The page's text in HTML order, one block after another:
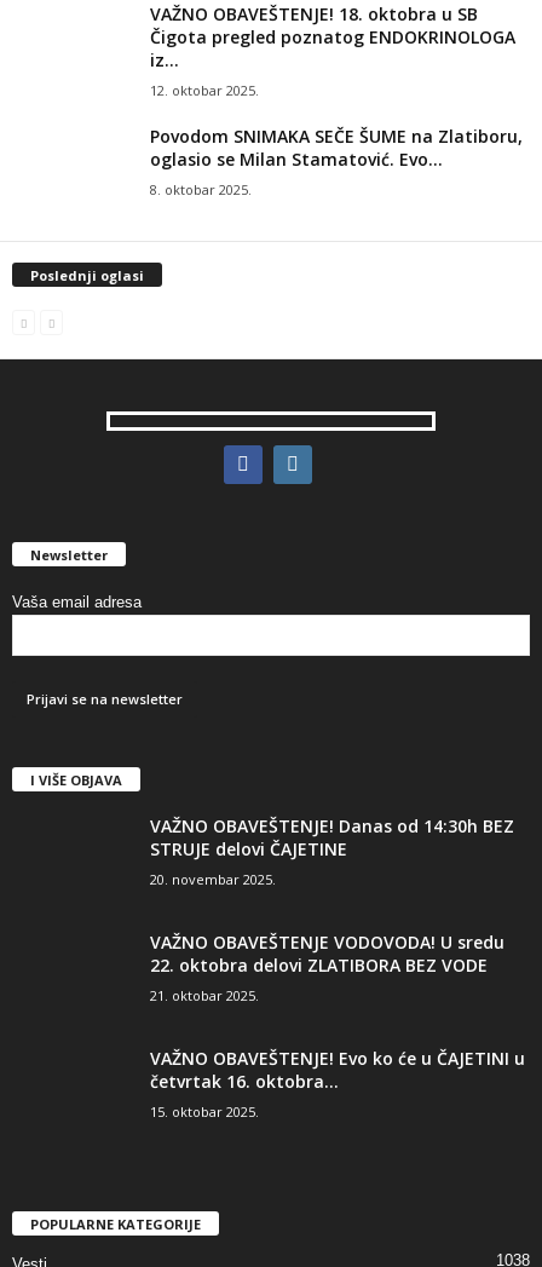
VAŽNO OBAVEŠTENJE! 18. oktobra u SB
Čigota pregled poznatog ENDOKRINOLOGA
iz...
12. oktobar 2025.
Povodom SNIMAKA SEČE ŠUME na Zlatiboru,
oglasio se Milan Stamatović. Evo...
8. oktobar 2025.
Poslednji oglasi
Newsletter
Vaša email adresa
I VIŠE OBJAVA
VAŽNO OBAVEŠTENJE! Danas od 14:30h BEZ
STRUJE delovi ČAJETINE
20. novembar 2025.
VAŽNO OBAVEŠTENJE VODOVODA! U sredu
22. oktobra delovi ZLATIBORA BEZ VODE
21. oktobar 2025.
VAŽNO OBAVEŠTENJE! Evo ko će u ČAJETINI u
četvrtak 16. oktobra...
15. oktobar 2025.
POPULARNE KATEGORIJE
1038